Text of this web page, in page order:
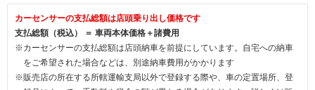
カーセンサーの支払総額は店頭乗り出し価格です
支払総額（税込） ＝ 車両本体価格＋諸費用
※カーセンサーの支払総額は店頭納車を前提にしています。自宅への納車
をご希望された場合などは、別途納車費用がかかります
※販売店の所在する所轄運輸支局以外で登録する際や、車の定置場所、登